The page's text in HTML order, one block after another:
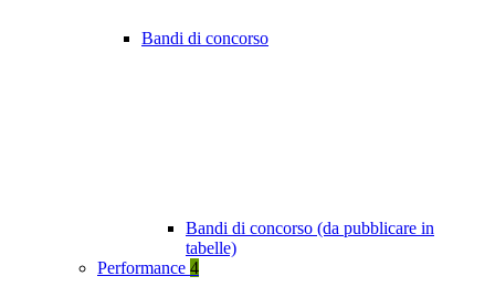
Bandi di concorso
Bandi di concorso (da pubblicare in
tabelle)
Performance 4